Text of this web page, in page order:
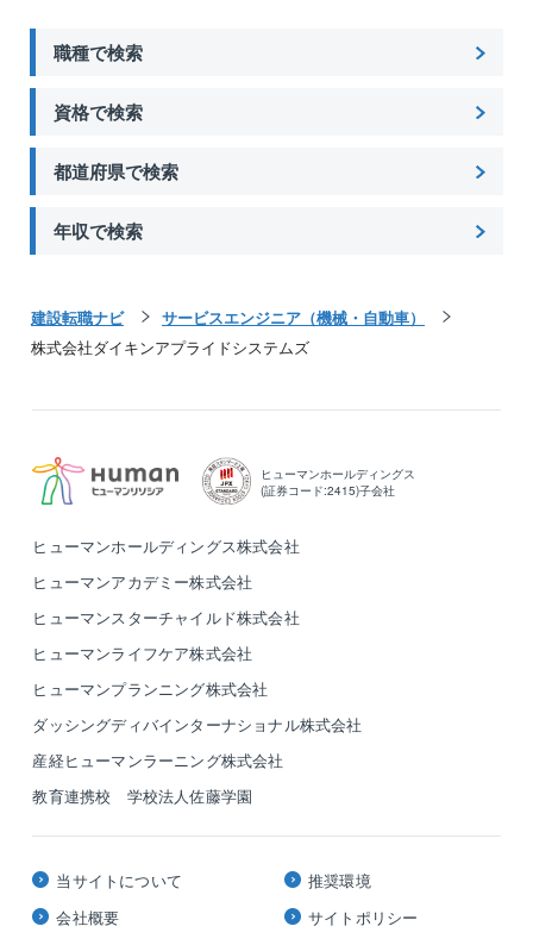
職種で検索
資格で検索
都道府県で検索
年収で検索
建設転職ナビ
サービスエンジニア（機械・自動車）
株式会社ダイキンアプライドシステムズ
ヒューマンホールディングス
(証券コード:2415)子会社
ヒューマンホールディングス株式会社
ヒューマンアカデミー株式会社
ヒューマンスターチャイルド株式会社
ヒューマンライフケア株式会社
ヒューマンプランニング株式会社
ダッシングディバインターナショナル株式会社
産経ヒューマンラーニング株式会社
教育連携校 学校法人佐藤学園
当サイトについて
会社概要
推奨環境
サイトポリシー